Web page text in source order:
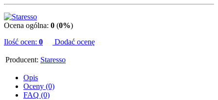
Ocena ogólna: 0 (0%)
Ilość ocen: 0 Dodać ocenę
Producent: Staresso
Opis
Oceny (0)
FAQ (0)